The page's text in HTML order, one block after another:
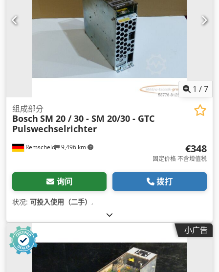
1 /7
Remscheid 9,496 km
组成部分
Bosch SM 20 / 30 - SM 20/30 - GTC
Pulswechselrichter
€348
固定价格 不含增值税
询问 拨打
状况: 可投入使用（二手） ,
小广告